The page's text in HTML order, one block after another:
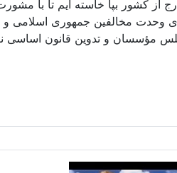
از کشور بپا خاسته ایم تا با
مخالفین جمهوری اسلامی و
مؤسسان و تدوین قانون اساسی